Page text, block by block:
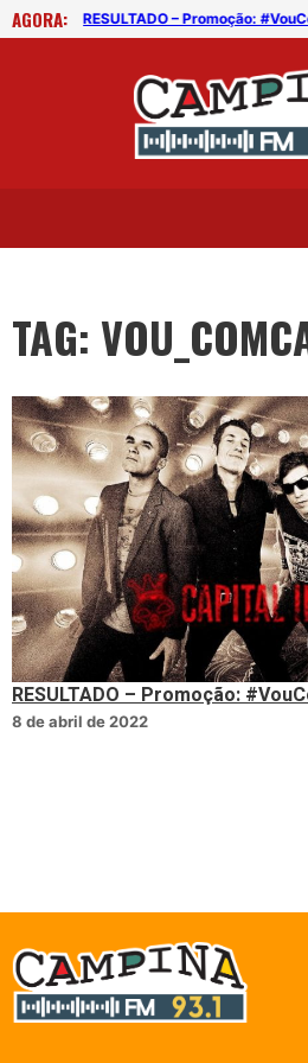
AGORA: RESULTADO – Promoção:
TAG:
RESULTADO – Promoção:
8 de abril de 2022